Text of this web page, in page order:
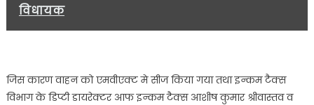
विधायक
जिस कारण वाहन को एमवीएक्ट मे सीज किया गया तथा इन्कम टैक्स
विभाग के डिप्टी डायरेक्टर आफ इन्कम टैक्स आशीष कुमार श्रीवास्तव व